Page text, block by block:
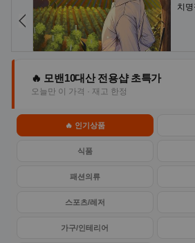
🔥 모밴10대산 전용샵 초특가
오늘만 이 가격 · 재고 한정
🔥 인기상품
식품
패션의류
스포츠/레저
가구/인테리어